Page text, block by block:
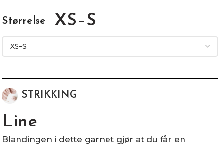
Størrelse XS–S
STRIKKING
Line
Blandingen i dette garnet gjør at du får en